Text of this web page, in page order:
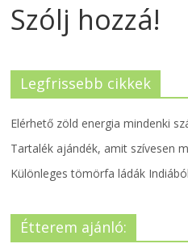
Szólj hozzá!
Legfrissebb cikkek
Elérhető zöld energia mindenki
Tartalék ajándék, amit szívesen
Különleges tömörfa ládák Indiából
Étterem ajánló: